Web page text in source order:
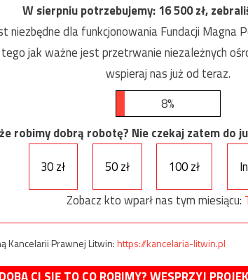
W sierpniu potrzebujemy:16 500zł,
niezbędne dla funkcjonowania Fundacji Magna
jak ważne jest przetrwanie niezależnych
wspieraj nas już od teraz.
8%
robimy dobrą robotę? Nie czekaj zatem do
30 zł
50 zł 100 zł
Zobacz kto wparł nas tym miesiącu:
Kancelarii Prawnej Litwin:https://kancelaria-litwin.pl